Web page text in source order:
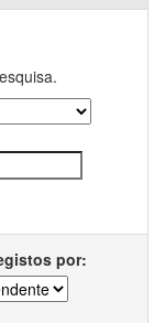
por: